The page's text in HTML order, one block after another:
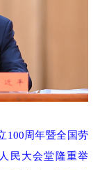
100周年暨全国劳
民大会堂隆重举